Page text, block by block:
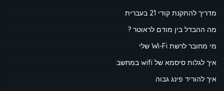
מדריך להתקנת קודי 21 בעברית
מה ההבדל בין מודם לראוטר ?
מי מחובר לרשת Wi-Fi שלי
איך לגלות סיסמא של wifi במחשב
איך להוריד פינג גבוה